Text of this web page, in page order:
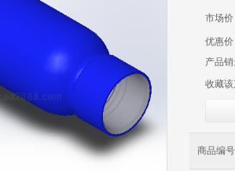
市场
优惠
产品
收藏
商品编